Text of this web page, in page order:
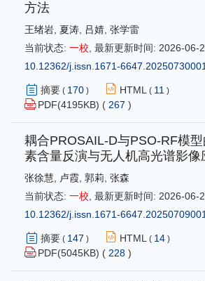
方法
王绪岩 夏涛 吕婧 张学雷
当前状态: 一校 最新更新时间: 2026-06-
10.12362/j.issn.1671-6647.20250730001
摘要 ( 170 ) HTML ( 11 )
PDF(4195KB) ( 267 )
耦合PROSAIL-D与PSO-RF模
素含量反演与无人机高光谱影像
张徐慧 卢霞 郭莉 张森
当前状态: 一校 最新更新时间: 2026-06-
10.12362/j.issn.1671-6647.20250709001
摘要 ( 147 ) HTML ( 14 )
PDF(5045KB) ( 228 )